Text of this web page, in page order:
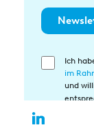
Ich
im
und